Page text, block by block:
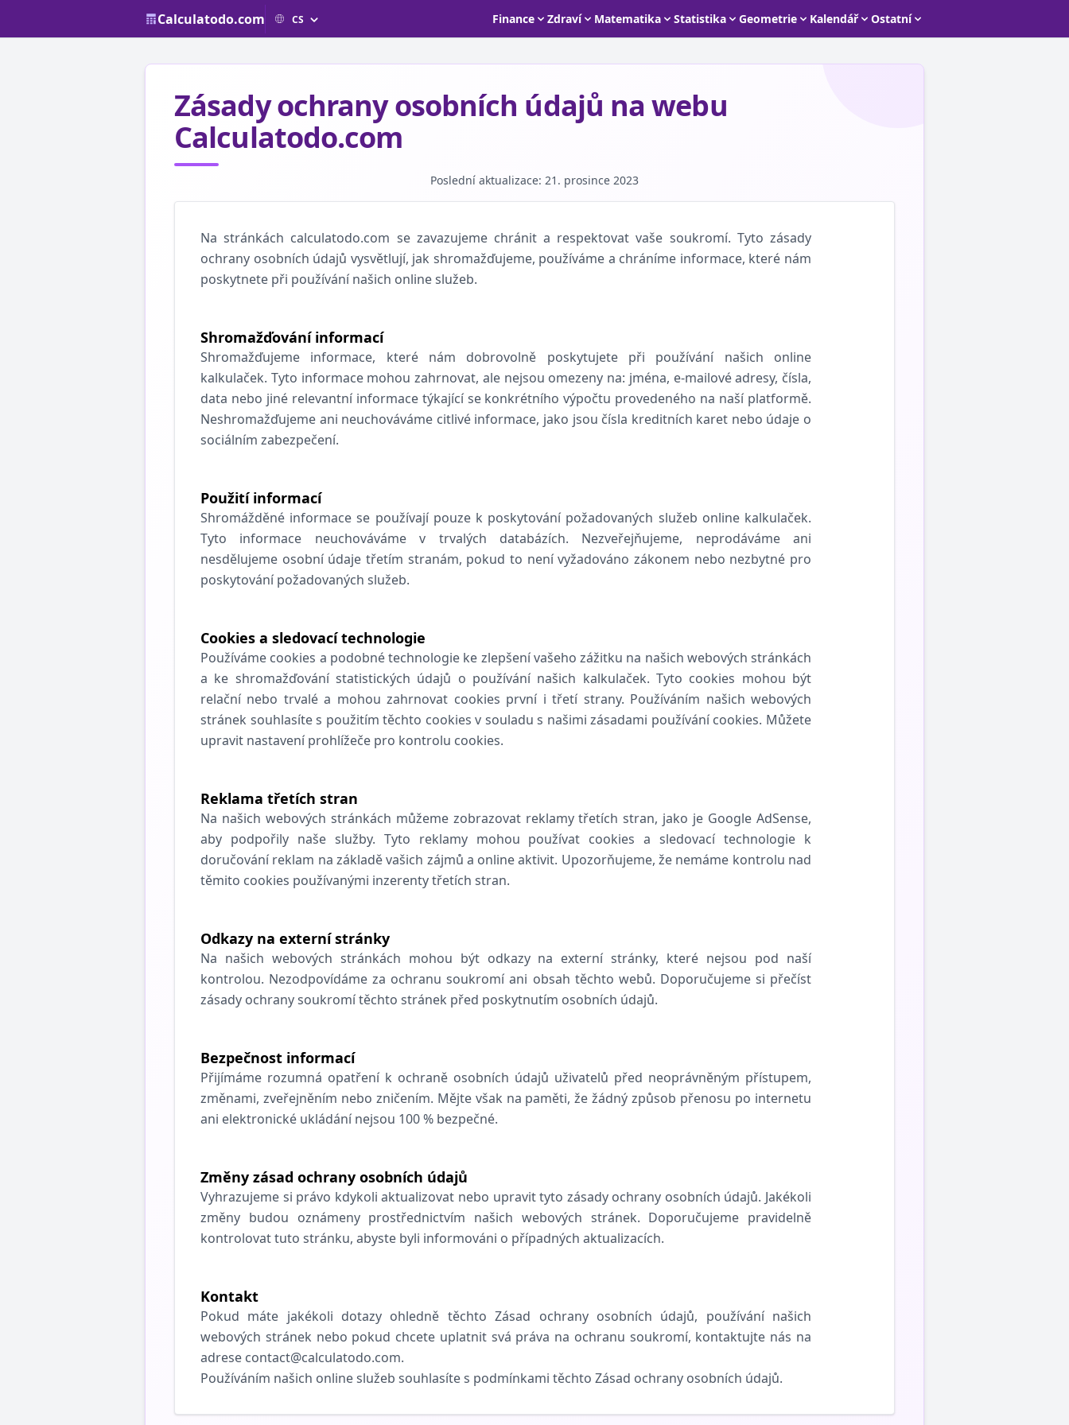
Calculatodo.com Finance Zdraví Matematika Statistika Geometrie Kalendář Ostatní
Zásady ochrany osobních údajů na webu
Calculatodo.com
Poslední aktualizace: 21. prosince 2023
Na stránkách calculatodo.com se zavazujeme chránit a respektovat vaše soukromí. Tyto zásady
ochrany osobních údajů vysvětlují, jak shromažďujeme, používáme a chráníme informace, které nám
poskytnete při používání našich online služeb.
Shromažďování informací
Shromažďujeme informace, které nám dobrovolně poskytujete při používání našich online
kalkulaček. Tyto informace mohou zahrnovat, ale nejsou omezeny na: jména, e-mailové adresy, čísla,
data nebo jiné relevantní informace týkající se konkrétního výpočtu provedeného na naší platformě.
Neshromažďujeme ani neuchováváme citlivé informace, jako jsou čísla kreditních karet nebo údaje o
sociálním zabezpečení.
Použití informací
Shromážděné informace se používají pouze k poskytování požadovaných služeb online kalkulaček.
Tyto informace neuchováváme v trvalých databázích. Nezveřejňujeme, neprodáváme ani
nesdělujeme osobní údaje třetím stranám, pokud to není vyžadováno zákonem nebo nezbytné pro
poskytování požadovaných služeb.
Cookies a sledovací technologie
Používáme cookies a podobné technologie ke zlepšení vašeho zážitku na našich webových stránkách
a ke shromažďování statistických údajů o používání našich kalkulaček. Tyto cookies mohou být
relační nebo trvalé a mohou zahrnovat cookies první i třetí strany. Používáním našich webových
stránek souhlasíte s použitím těchto cookies v souladu s našimi zásadami používání cookies. Můžete
upravit nastavení prohlížeče pro kontrolu cookies.
Reklama třetích stran
Na našich webových stránkách můžeme zobrazovat reklamy třetích stran, jako je Google AdSense,
aby podpořily naše služby. Tyto reklamy mohou používat cookies a sledovací technologie k
doručování reklam na základě vašich zájmů a online aktivit. Upozorňujeme, že nemáme kontrolu nad
těmito cookies používanými inzerenty třetích stran.
Odkazy na externí stránky
Na našich webových stránkách mohou být odkazy na externí stránky, které nejsou pod naší
kontrolou. Nezodpovídáme za ochranu soukromí ani obsah těchto webů. Doporučujeme si přečíst
zásady ochrany soukromí těchto stránek před poskytnutím osobních údajů.
Bezpečnost informací
Přijímáme rozumná opatření k ochraně osobních údajů uživatelů před neoprávněným přístupem,
změnami, zveřejněním nebo zničením. Mějte však na paměti, že žádný způsob přenosu po internetu
ani elektronické ukládání nejsou 100 % bezpečné.
Změny zásad ochrany osobních údajů
Vyhrazujeme si právo kdykoli aktualizovat nebo upravit tyto zásady ochrany osobních údajů. Jakékoli
změny budou oznámeny prostřednictvím našich webových stránek. Doporučujeme pravidelně
kontrolovat tuto stránku, abyste byli informováni o případných aktualizacích.
Kontakt
Pokud máte jakékoli dotazy ohledně těchto Zásad ochrany osobních údajů, používání našich
webových stránek nebo pokud chcete uplatnit svá práva na ochranu soukromí, kontaktujte nás na
adrese contact@calculatodo.com.
Používáním našich online služeb souhlasíte s podmínkami těchto Zásad ochrany osobních údajů.